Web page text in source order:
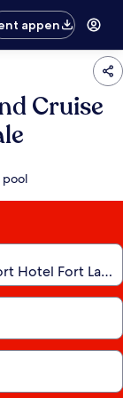
appen
Cruise
pool